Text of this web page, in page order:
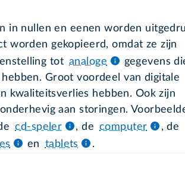
in nullen en eenen worden
worden gekopieerd, omdat ze zijn
tot analoge
gegevens
Groot voordeel van digitale
kwaliteitsverlies hebben. Ook zijn
aan storingen.
cd-speler , de computer
, de
en tablets
.